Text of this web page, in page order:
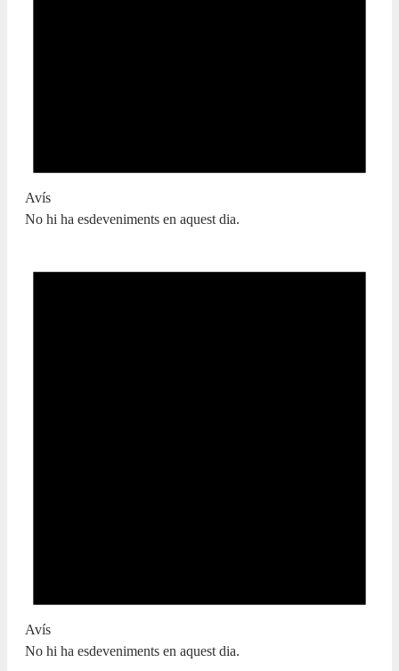
Avís
No hi ha esdeveniments en aquest dia.
Avís
No hi ha esdeveniments en aquest dia.